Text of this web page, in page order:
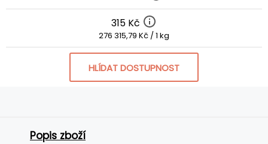
315 Kč
276 315,79 Kč / 1 kg
HLÍDAT DOSTUPNOST
Popis zboží